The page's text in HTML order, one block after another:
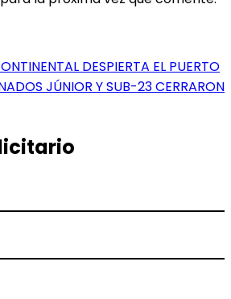
DESPIERTA EL PUERTO
JÚNIOR Y SUB-23 CERRARON